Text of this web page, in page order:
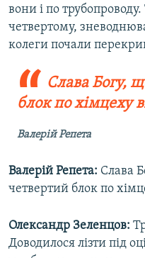
вони і по
четвертому,
колеги почали
Слава Богу,
блок по хімцеху
Валерій Репета
Валерій Репета: Слава
четвертий блок по
Олександр Зеленцов:
Доводилося лізти під